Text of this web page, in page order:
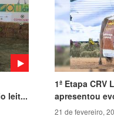
leit...
1ª Etapa CRV
apresentou
21 de fevereiro,